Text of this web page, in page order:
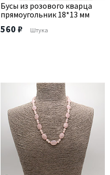
Бусы из розового кварца
прямоугольник 18*13 мм
560 ₽ Штука